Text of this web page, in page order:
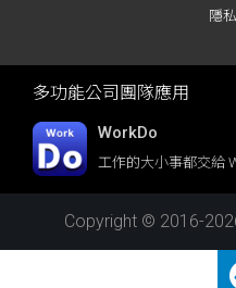
隱
多功能公司團隊應用
WorkDo
工作的大小事都交給
Copyright © 2016-